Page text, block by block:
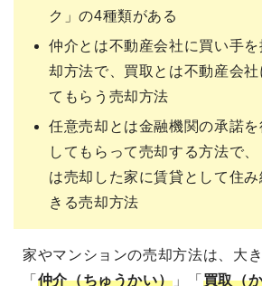
ク」の4種類がある
仲介とは不動産会社に買い手
却方法で、買取とは不動産会
てもらう売却方法
任意売却とは金融機関の承諾
してもらって売却する方法で
は売却した家に賃貸として住
きる売却方法
家やマンションの売却方法は、大き
「 仲介（ちゅうかい） 」「 買取（